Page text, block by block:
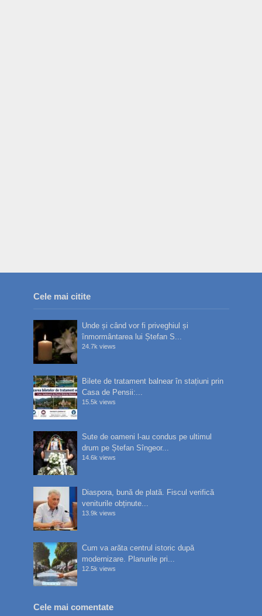
Cele mai citite
Unde și când vor fi priveghiul și
înmormântarea lui Ștefan S...
24.7k views
Bilete de tratament balnear în stațiuni prin
Casa de Pensii:...
15.5k views
Sute de oameni l-au condus pe ultimul
drum pe Ștefan Sîngeor...
14.6k views
Diaspora, bună de plată. Fiscul verifică
veniturile obținute...
13.9k views
Cum va arăta centrul istoric după
modernizare. Planurile pri...
12.5k views
Cele mai comentate